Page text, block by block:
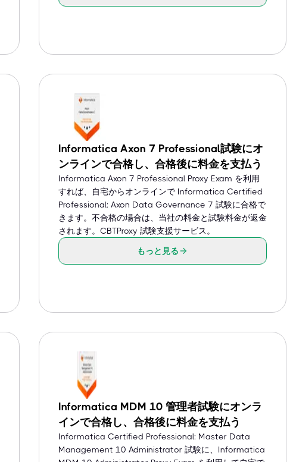
Informatica Axon 7 Professional試験にオ
ンラインで合格し、合格後に料金を支払う
Informatica Axon 7 Professional Proxy Exam を利用
すれば、自宅からオンラインで Informatica Certified
Professional: Axon Data Governance 7 試験に合格で
きます。不合格の場合は、当社の料金と試験料金が返金
されます。CBTProxy 試験支援サービス。
もっと見る
Informatica MDM 10 管理者試験にオンラ
インで合格し、合格後に料金を支払う
Informatica Certified Professional: Master Data
Management 10 Administrator 試験に、Informatica